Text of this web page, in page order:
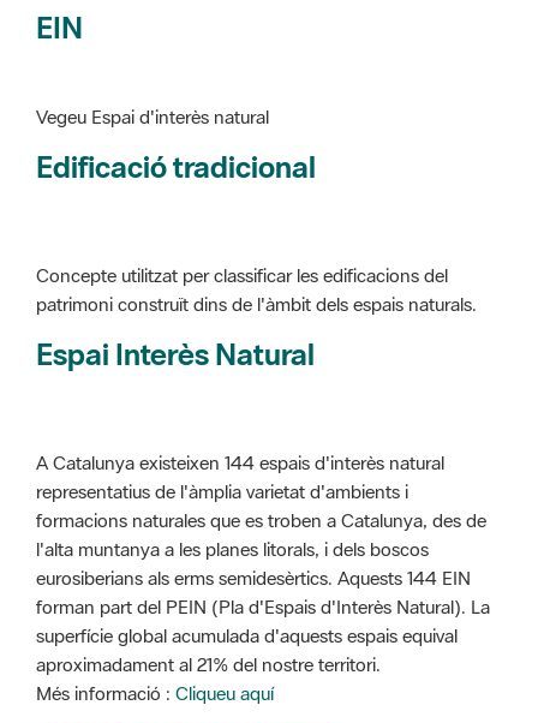
EIN
Vegeu Espai d'interès natural
Edificació tradicional
Concepte utilitzat per classificar les edificacions del
patrimoni construït dins de l'àmbit dels espais naturals.
Espai Interès Natural
A Catalunya existeixen 144 espais d'interès natural
representatius de l'àmplia varietat d'ambients i
formacions naturales que es troben a Catalunya, des de
l'alta muntanya a les planes litorals, i dels boscos
eurosiberians als erms semidesèrtics. Aquests 144 EIN
forman part del PEIN (Pla d'Espais d'Interès Natural). La
superfície global acumulada d'aquests espais equival
aproximadament al 21% del nostre territori.
Més informació : Cliqueu aquí